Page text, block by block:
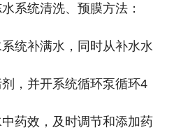
系统清洗、预膜方法：
统补满水，同时从补水水
，并开系统循环泵循环4
药效，及时调节和添加药